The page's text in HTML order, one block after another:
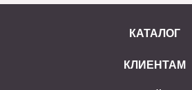
КАТАЛОГ
КЛИЕНТАМ